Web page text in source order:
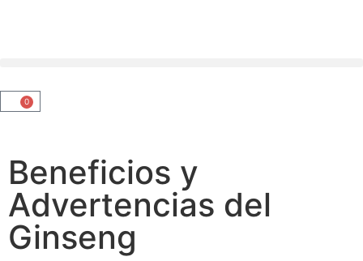
0
Beneficios y
Advertencias del
Ginseng